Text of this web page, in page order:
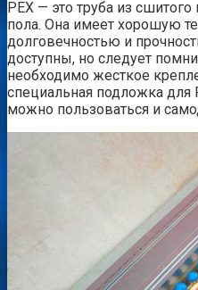
PEX — это труба из
пола. Она имеет хорошую
долговечностью и
доступны, но следует
необходимо жесткое
специальная подложка для
можно пользоваться и